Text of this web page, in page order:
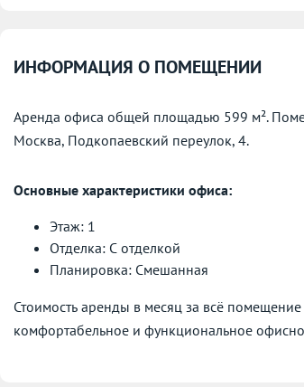
ИНФОРМАЦИЯ О ПОМЕЩЕНИИ
Аренда офиса общей площадью 599 м².
Москва, Подкопаевский переулок, 4.
Основные характеристики офиса:
Этаж: 1
Отделка: С отделкой
Планировка: Смешанная
Стоимость аренды в месяц за всё
комфортабельное и функциональное